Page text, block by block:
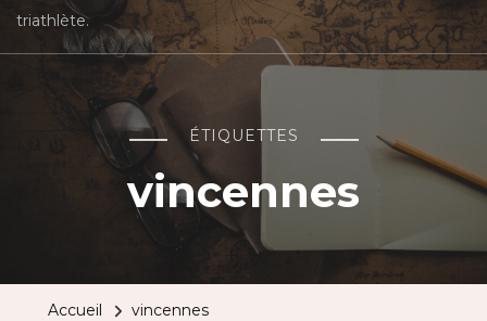
triathlète.
ÉTIQUETTES
vincennes
Accueil vincennes